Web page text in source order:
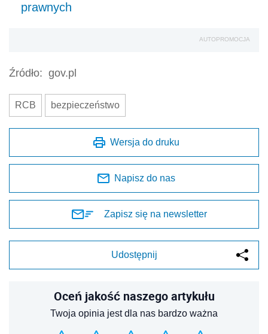
prawnych
AUTOPROMOCJA
Źródło: gov.pl
RCB bezpieczeństwo
Wersja do druku
Napisz do nas
Zapisz się na newsletter
Udostępnij
Oceń jakość naszego artykułu
Twoja opinia jest dla nas bardzo ważna